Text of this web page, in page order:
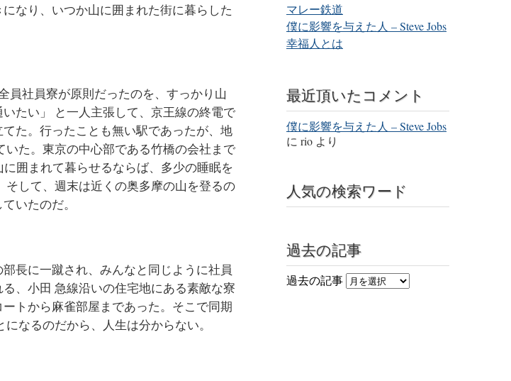
なり、いつか山に囲まれた街に暮らした
員社員寮が原則だったのを、すっかり山
たい」 と一人主張して、京王線の終電で
た。行ったことも無い駅であったが、地
た。東京の中心部である竹橋の会社まで
囲まれて暮らせるならば、多少の睡眠を
して、週末は近くの奥多摩の山を登るの
いたのだ。
長に一蹴され、みんなと同じように社員
、小田 急線沿いの住宅地にある素敵な寮
トから麻雀部屋まであった。そこで同期
なるのだから、人生は分からない。
マレー鉄道
僕に影響を与えた人 – Steve Jobs
幸福人とは
最近頂いたコメント
僕に影響を与えた人 – Steve Jobs
に rio より
人気の検索ワード
過去の記事
過去の記事